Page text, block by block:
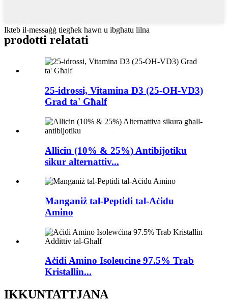
Ikteb il-messaġġ tiegħek hawn u ibgħatu lilna
prodotti relatati
25-idrossi, Vitamina D3 (25-OH-VD3)
Grad ta' Għalf
Allicin (10% & 25%) Antibijotiku
sikur alternattiv...
Manganiż tal-Peptidi tal-Aċidu
Amino
Aċidi Amino Isoleucine 97.5% Trab
Kristallin...
IKKUNTATTJANA